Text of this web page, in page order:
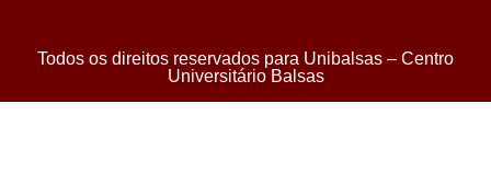
Todos os direitos reservados para Unibalsas – Centro
Universitário Balsas